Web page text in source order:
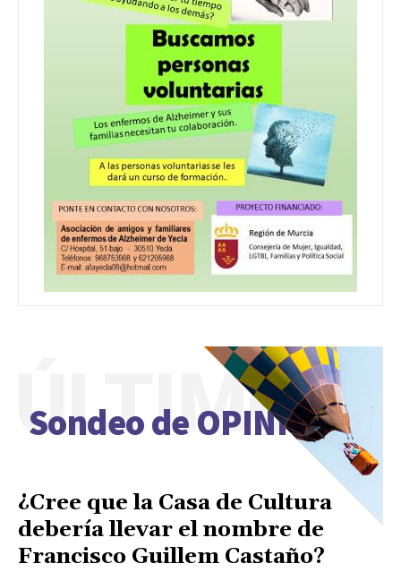
Sondeo de OPINIÓN
ÚLTIMO
¿Cree que la Casa de Cultura
debería llevar el nombre de
Francisco Guillem Castaño?